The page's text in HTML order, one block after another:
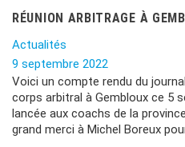
RÉUNION ARBITRAGE À
Actualités
9 septembre 2022
Voici un compte rendu du
corps arbitral à Gembloux ce 5
lancée aux coachs de la
grand merci à Michel Boreux